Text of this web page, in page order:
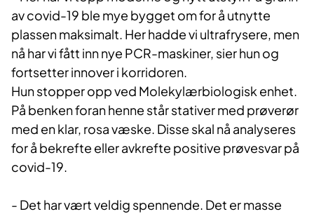
av covid-19 ble mye bygget om for å utnytte
plassen maksimalt. Her hadde vi ultrafrysere, men
nå har vi fått inn nye PCR-maskiner, sier hun og
fortsetter innover i korridoren.
Hun stopper opp ved Molekylærbiologisk enhet.
På benken foran henne står stativer med prøverør
med en klar, rosa væske. Disse skal nå analyseres
for å bekrefte eller avkrefte positive prøvesvar på
covid-19.
- Det har vært veldig spennende. Det er masse